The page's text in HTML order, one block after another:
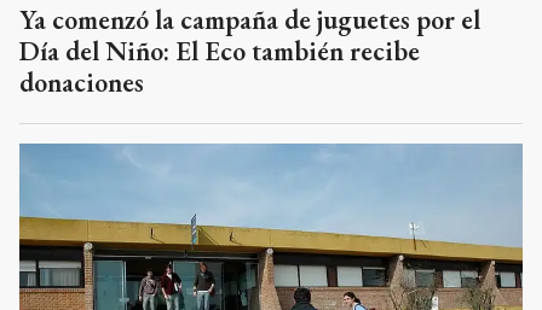
Ya comenzó la campaña de juguetes por el
Día del Niño: El Eco también recibe
donaciones